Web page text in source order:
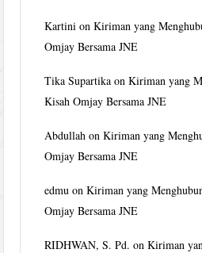
Kartini onKiriman yang
Omjay Bersama JNE
Tika Supartika onKiriman yang
Kisah Omjay Bersama JNE
Abdullah onKiriman yang
Omjay Bersama JNE
edmu onKiriman yang
Omjay Bersama JNE
RIDHWAN, S. Pd. onKiriman